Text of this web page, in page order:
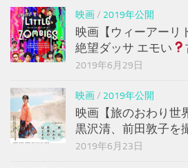
映画/ 2019年公開
映画【ウィーアーリ
絶望ダッサ エモい
2019年6月29日
映画/ 2019年公開
映画【旅のおわり世
黒沢清、前田敦子を
2019年6月23日